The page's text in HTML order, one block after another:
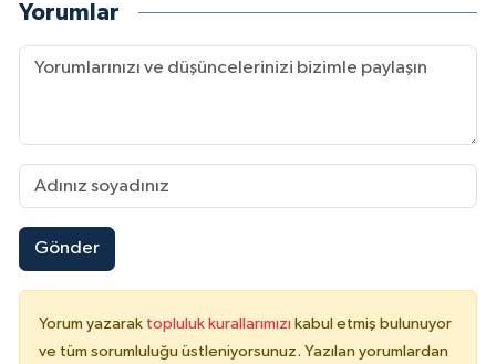
Yorumlar
Gönder
Yorum yazarak topluluk kurallarımızı kabul etmiş bulunuyor
ve tüm sorumluluğu üstleniyorsunuz. Yazılan yorumlardan